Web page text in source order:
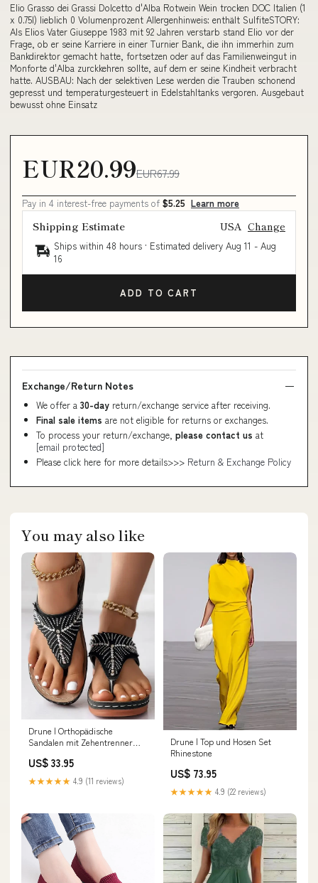
Elio Grasso dei Grassi Dolcetto d'Alba Rotwein Wein trocken DOC Italien (1
x 0.75l) lieblich 0 Volumenprozent Allergenhinweis: enthält SulfiteSTORY:
Als Elios Vater Giuseppe 1983 mit 92 Jahren verstarb stand Elio vor der
Frage, ob er seine Karriere in einer Turnier Bank, die ihn immerhin zum
Bankdirektor gemacht hatte, fortsetzen oder auf das Familienweingut in
Monforte d'Alba zurckkehren sollte, auf dem er seine Kindheit verbracht
hatte. AUSBAU: Nach der selektiven Lese werden die Trauben schonend
gepresst und temperaturgesteuert in Edelstahltanks vergoren. Ausgebaut
bewusst ohne Einsatz
EUR20.99EUR67.99
Pay in 4 interest-free payments of $5.25 Learn more
Shipping Estimate USA Change
Ships within 48 hours · Estimated delivery Aug 11 - Aug
16
ADD TO CART
Exchange/Return Notes
We offer a 30-day return/exchange service after receiving.
Final sale items are not eligible for returns or exchanges.
To process your return/exchange, please contact us at
[email protected]
Please click here for more details>>> Return & Exchange Policy
You may also like
Drune | Orthopädische
Sandalen mit Zehentrenner
US$ 33.95
★★★★★ 4.9 (11 reviews)
Drune | Top und Hosen Set
Rhinestone
US$ 73.95
★★★★★ 4.9 (22 reviews)